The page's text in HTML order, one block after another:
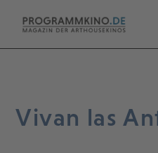
Vivan las